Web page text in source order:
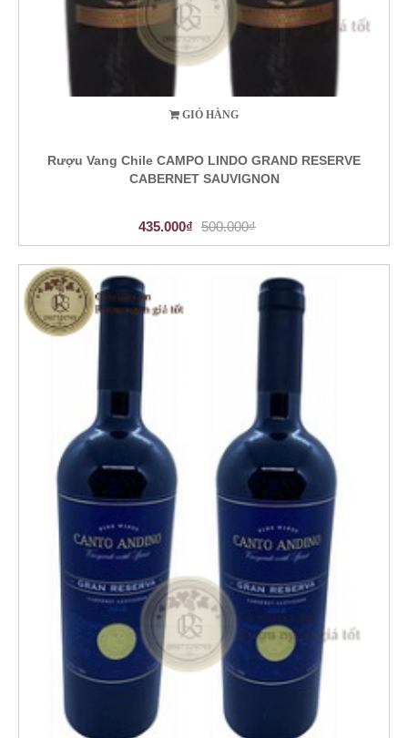
GIỎ HÀNG
Rượu Vang Chile CAMPO LINDO GRAND RESERVE
CABERNET SAUVIGNON
435.000₫ 500.000₫